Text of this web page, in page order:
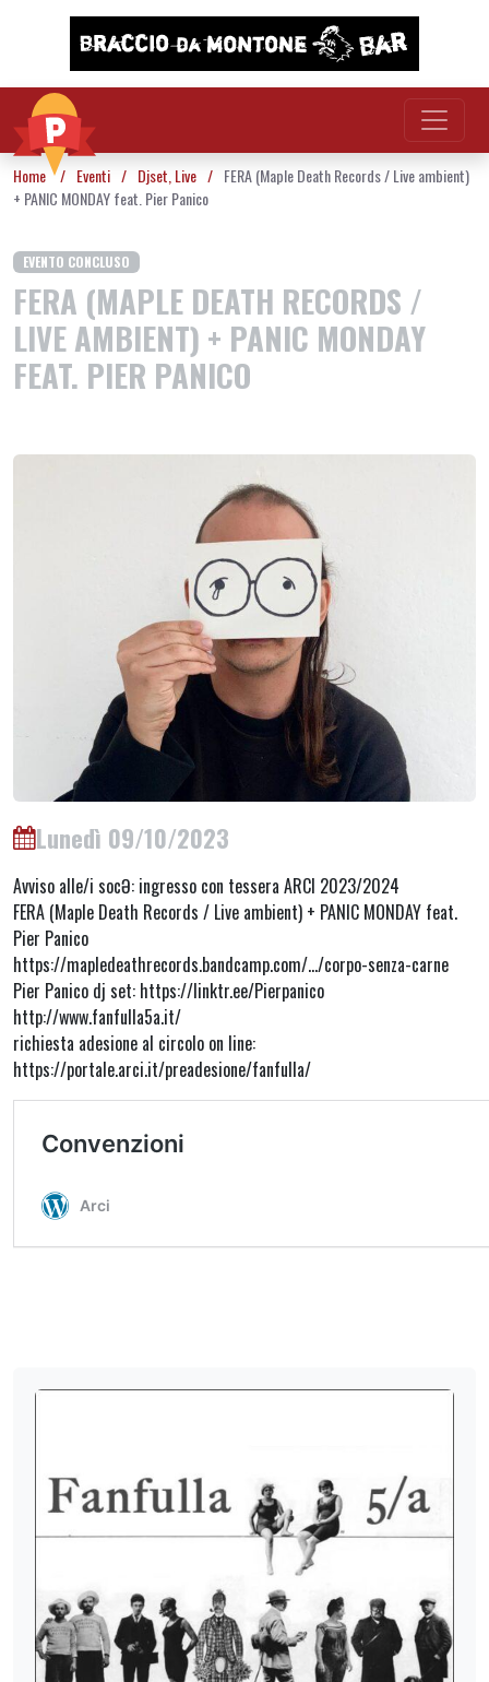
Vai al contenuto
Home / Eventi / Djset Live / FERA (Maple Death Records / Live ambient)
+ PANIC MONDAY feat. Pier Panico
EVENTO CONCLUSO
FERA (MAPLE DEATH RECORDS /
LIVE AMBIENT) + PANIC MONDAY
FEAT. PIER PANICO
Lunedì 09/10/2023
Avviso alle/i socƏ: ingresso con tessera ARCI 2023/2024
FERA (Maple Death Records / Live ambient) + PANIC MONDAY feat.
Pier Panico
https://mapledeathrecords.bandcamp.com/…/corpo-senza-carne
Pier Panico dj set: https://linktr.ee/Pierpanico
http://www.fanfulla5a.it/
richiesta adesione al circolo on line:
https://portale.arci.it/preadesione/fanfulla/